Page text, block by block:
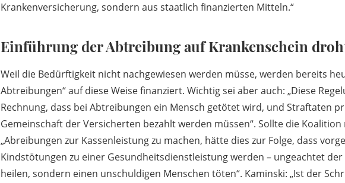
Krankenversicherung, sondern aus staatlich finanzierten Mitteln.“
Einführung der Abtreibung auf Krankenschein
Weil die Bedürftigkeit nicht nachgewiesen werden müsse, werden bereits
Abtreibungen“ auf diese Weise finanziert. Wichtig sei aber auch: „Diese
Rechnung, dass bei Abtreibungen ein Mensch getötet wird, und Straftaten
Gemeinschaft der Versicherten bezahlt werden müssen“. Sollte die
„Abreibungen zur Kassenleistung zu machen, hätte dies zur Folge, dass
Kindstötungen zu einer Gesundheitsdienstleistung werden – ungeachtet der
heilen, sondern einen unschuldigen Menschen töten“. Kaminski: „Ist der